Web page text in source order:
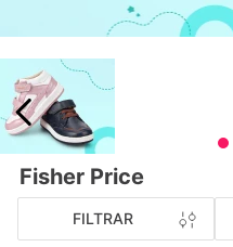
Fisher Price
FILTRAR